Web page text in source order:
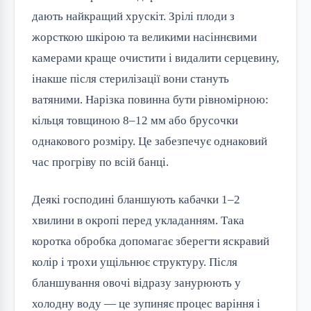
дають найкращий хрускіт. Зрілі плоди з
жорсткою шкірою та великими насіннєвими
камерами краще очистити і видалити серцевину,
інакше після стерилізації вони стануть
ватяними. Нарізка повинна бути рівномірною:
кільця товщиною 8–12 мм або брусочки
однакового розміру. Це забезпечує однаковий
час прогріву по всій банці.
Деякі господині бланшують кабачки 1–2
хвилини в окропі перед укладанням. Така
коротка обробка допомагає зберегти яскравий
колір і трохи ущільнює структуру. Після
бланшування овочі відразу занурюють у
холодну воду — це зупиняє процес варіння і